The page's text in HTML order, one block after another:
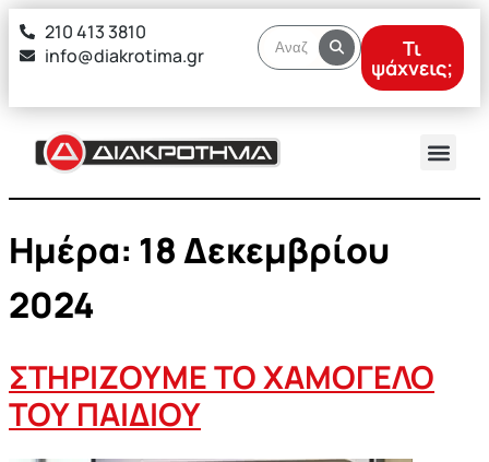
στο
περιεχόμενο
210 413 3810
info@diakrotima.gr
Τι
ψάχνεις;
Ημέρα: 18 Δεκεμβρίου
2024
ΣΤΗΡΙΖΟΥΜΕ ΤΟ ΧΑΜΟΓΕΛΟ
ΤΟΥ ΠΑΙΔΙΟΥ